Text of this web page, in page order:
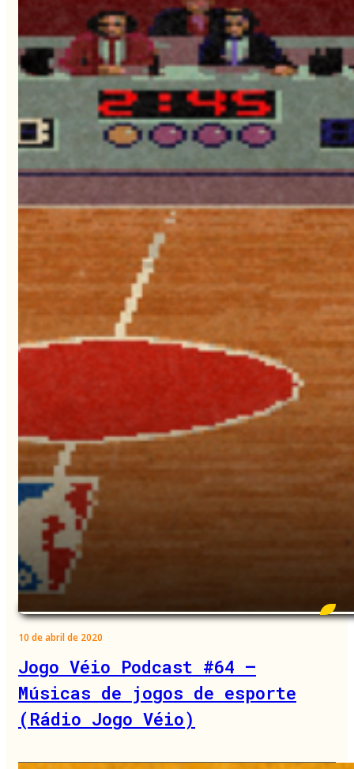
10 de abril de 2020
Jogo Véio Podcast #64 –
Músicas de jogos de esporte
(Rádio Jogo Véio)